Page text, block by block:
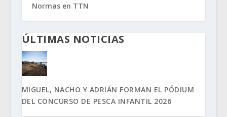
Normas en TTN
ÚLTIMAS NOTICIAS
MIGUEL, NACHO Y ADRIÁN FORMAN EL PÓDIUM
DEL CONCURSO DE PESCA INFANTIL 2026